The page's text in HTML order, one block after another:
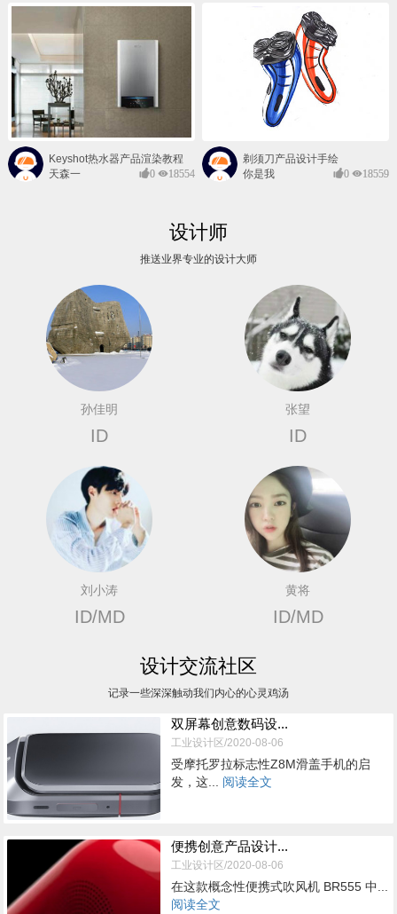
Keyshot热水器产品渲染教程
天森一
0 18554
剃须刀产品设计手绘
你是我
0 18559
设计师
推送业界专业的设计大师
孙佳明
ID
张望
ID
刘小涛
ID/MD
黄将
ID/MD
设计交流社区
记录一些深深触动我们内心的心灵鸡汤
双屏幕创意数码设...
工业设计区/2020-08-06
受摩托罗拉标志性Z8M滑盖手机的启
发，这... 阅读全文
便携创意产品设计...
工业设计区/2020-08-06
在这款概念性便携式吹风机 BR555 中...
阅读全文